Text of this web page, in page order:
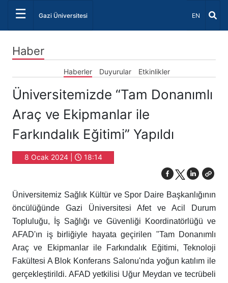
☰ Gazi Üniversitesi Dil Seçiniz
EN
Haber
Haberler Duyurular Etkinlikler
Üniversitemizde “Tam Donanımlı
Araç ve Ekipmanlar ile
Farkındalık Eğitimi” Yapıldı
8 Ocak 2024 | 18:14
Üniversitemiz Sağlık Kültür ve Spor Daire Başkanlığının
öncülüğünde Gazi Üniversitesi Afet ve Acil Durum
Topluluğu, İş Sağlığı ve Güvenliği Koordinatörlüğü ve
AFAD'ın iş birliğiyle hayata geçirilen "Tam Donanımlı
Araç ve Ekipmanlar ile Farkındalık Eğitimi, Teknoloji
Fakültesi A Blok Konferans Salonu'nda yoğun katılım ile
gerçekleştirildi. AFAD yetkilisi Uğur Meydan ve tecrübeli